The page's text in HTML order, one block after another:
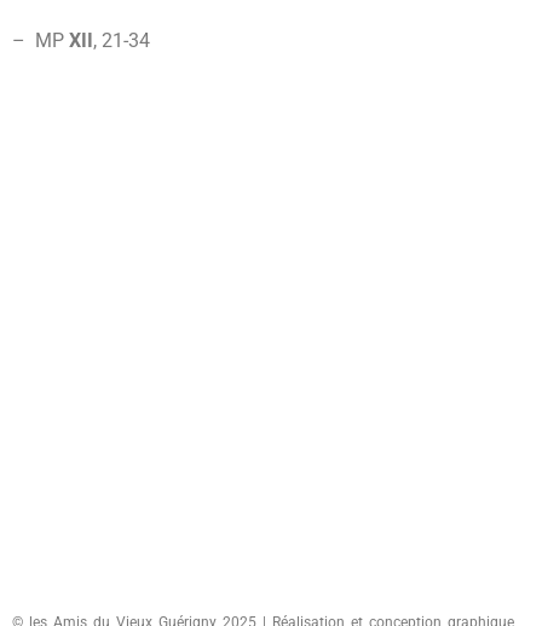
– MP XII, 21-34
© les Amis du Vieux Guérigny 2025 | Réalisation et conception graphique